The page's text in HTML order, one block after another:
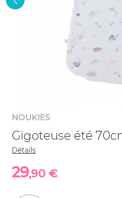
NOUKIES
Gigoteuse été
Détails
29,90 €